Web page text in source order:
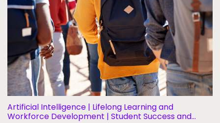
Artificial Intelligence | Lifelong Learning and
Workforce Development | Student Success and